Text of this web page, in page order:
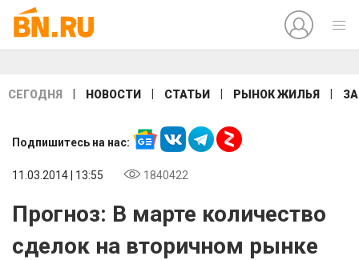
СЕГОДНЯ НОВОСТИ СТАТЬИ РЫНОК ЖИЛЬЯ
Подпишитесь на нас:
11.03.2014 | 13:55 1840422
Прогноз: В марте количество
сделок на вторичном рынке